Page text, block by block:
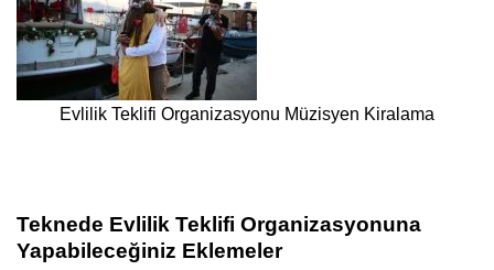
Evlilik Teklifi Organizasyonu Müzisyen Kiralama
Teknede Evlilik Teklifi Organizasyonuna
Yapabileceğiniz Eklemeler